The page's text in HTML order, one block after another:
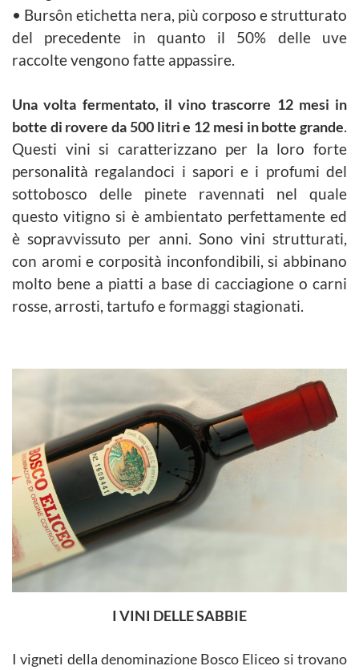
• Bursôn etichetta nera, più corposo e strutturato
del precedente in quanto il 50% delle uve
raccolte vengono fatte appassire.
Una volta fermentato, il vino trascorre 12 mesi in
botte di rovere da 500 litri e 12 mesi in botte grande.
Questi vini si caratterizzano per la loro forte
personalità regalandoci i sapori e i profumi del
sottobosco delle pinete ravennati nel quale
questo vitigno si è ambientato perfettamente ed
è sopravvissuto per anni. Sono vini strutturati,
con aromi e corposità inconfondibili, si abbinano
molto bene a piatti a base di cacciagione o carni
rosse, arrosti, tartufo eformaggi stagionati.
I VINI DELLE SABBIE
I vigneti della denominazione Bosco Eliceo si trovano